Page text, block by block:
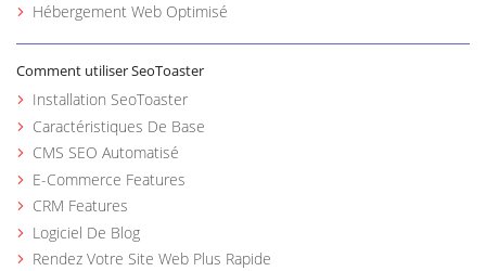
Hébergement Web Optimisé
Comment utiliser SeoToaster
Installation SeoToaster
Caractéristiques De Base
CMS SEO Automatisé
E-Commerce Features
CRM Features
Logiciel De Blog
Rendez Votre Site Web Plus Rapide